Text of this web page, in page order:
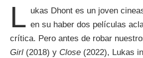
L ukas Dhont es un joven
en su haber dos películas
crítica. Pero antes de robar
Girl (2018) y Close (2022), Lukas